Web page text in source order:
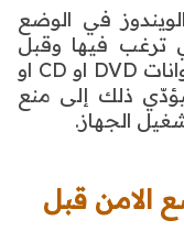
في الوضع
ترغب فيها وقبل
ذلك يجب اخراج جميع اسطوانات DVD او CD او
ذلك إلى منع
الجهاز.
الامن قبل